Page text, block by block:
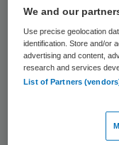
waaronder
komt de37
enTZGneer op
de
de klagers
bij het
We and our
Use precise geolocation
identification. Store and/or
advertising and content,
research and services
List of Partners